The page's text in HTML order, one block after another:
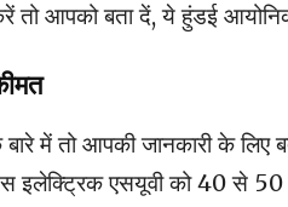
करें तो आपको बता दें, ये हुंडई
में तो आपकी जानकारी के लिए
इलेक्ट्रिक एसयूवी को 40 से 50